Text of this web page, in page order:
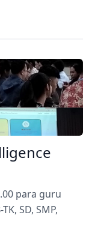
para guru
SD, SMP,